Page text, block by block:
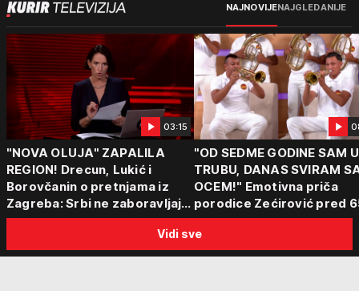
NAJNOVIJENAJGLEDANIJE
03:15
"NOVA OLUJA" ZAPALILA
REGION! Drecun, Lukić i
Borovčanin o pretnjama iz
Zagreba: Srbi ne zaboravljaju
progon
"OD SEDME GODINE SAM
TRUBU, DANAS SVIRAM
OCEM!" Emotivna priča
porodice Zećirović pred
Sabor trubača u Guči
Vidi sve